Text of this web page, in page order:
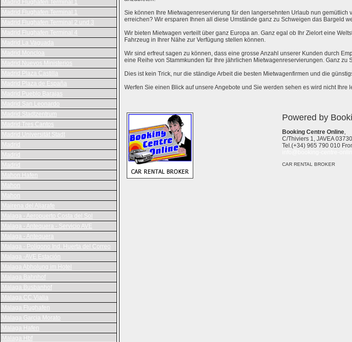
Madrid Flughafen Terminal 1
Madrid Flughafen Terminal 1
Madrid Flughafen Terminal 2 und 3
Madrid Flughafen Terminal 4
Madrid La Vaguada
Madrid Moncloa
Madrid Nuevos Ministerios
Madrid Plaza Castilla
Madrid Plaza de España
Madrid Pueblo Barajas
Madrid San Leonardo
Madrid Stadtzentrum
Madrid Tres Cantos
Madrid Universität Stadt
Madrid
Madrid
Madrid
Mahon Hafen
Mahon
Mahon
Mairena del Aljarafe
Malaga - Aeropuerto Costa del Sol
Malaga - Antequera - Servicio AVE
Malaga - Antequera
Malaga - Polígono Ind. Huerta del Correo
Malaga -AVE Estación
Malaga Abholung im Hotel
Malaga Bahnhof
Malaga Busbanhof
Malaga CC Vialia
Malaga Flughafen
Malaga Garcia Morato
Malaga Hafen
Malaga Hbf
Sie können Ihre Mietwagenreservierung für den langersehnten Urlaub nun
erreichen? Wir ersparen Ihnen all diese Umstände ganz zu Schweigen das Bargeld
Wir bieten Mietwagen verteilt über ganz Europa an. Ganz egal ob Ihr Zielort eine
Fahrzeug in Ihrer Nähe zur Verfügung stellen können.
Wir sind erfreut sagen zu können, dass eine grosse Anzahl unserer Kunden durch
eine Reihe von Stammkunden für Ihre jährlichen Mietwagenreservierungen. Ganz
Dies ist kein Trick, nur die ständige Arbeit die besten Mietwagenfirmen und die
Werfen Sie einen Blick auf unsere Angebote und Sie werden sehen es wird nicht Ihre
Powered by
Booking Centre Online,
C/Thiviers 1, JAVEA
Tel.(+34) 965 790 010
CAR RENTAL BROKER